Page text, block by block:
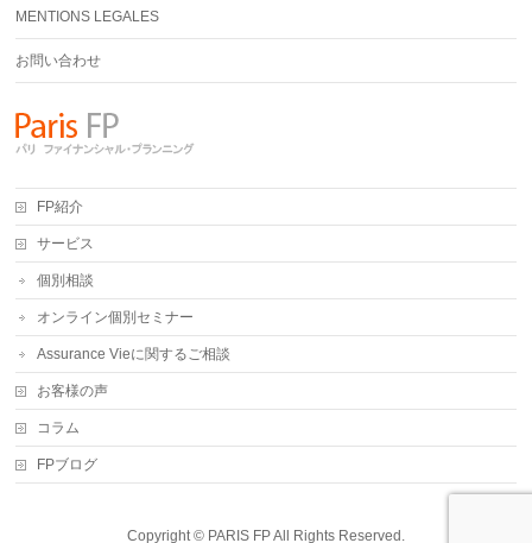
MENTIONS LEGALES
お問い合わせ
FP紹介
サービス
個別相談
オンライン個別セミナー
Assurance Vieに関するご相談
お客様の声
コラム
FPブログ
Copyright © PARIS FPAll Rights Reserved.